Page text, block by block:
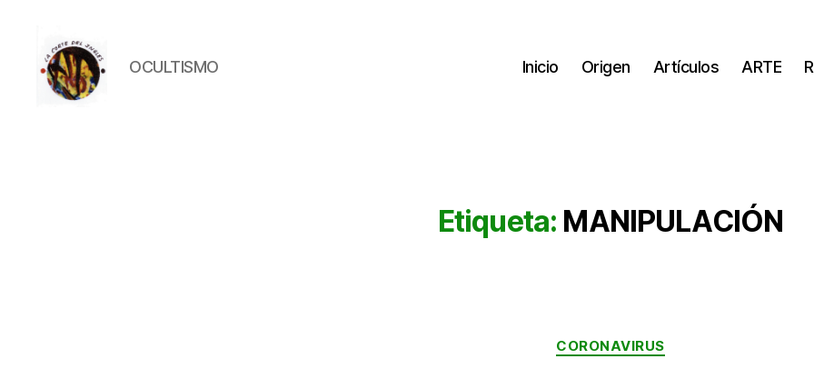
OCULTISMO Inicio Origen Artículos ARTE
Etiqueta: MANIPULACIÓN
Categorías
CORONAVIRUS